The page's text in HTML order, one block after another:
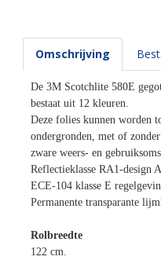
Omschrijving
De 3M Scotchlite 580E
bestaat uit 12 kleuren.
Deze folies kunnen worden
ondergronden, met of
zware weers- en
Reflectieklasse RA1-design
ECE-104 klasse E
Permanente transparante
Rolbreedte
122 cm.